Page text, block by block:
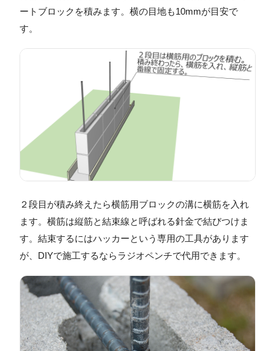
ートブロックを積みます。横の目地も10mmが目安で
す。
２段目が積み終えたら横筋用ブロックの溝に横筋を入れ
ます。横筋は縦筋と結束線と呼ばれる針金で結びつけま
す。結束するにはハッカーという専用の工具があります
が、DIYで施工するならラジオペンチで代用できます。